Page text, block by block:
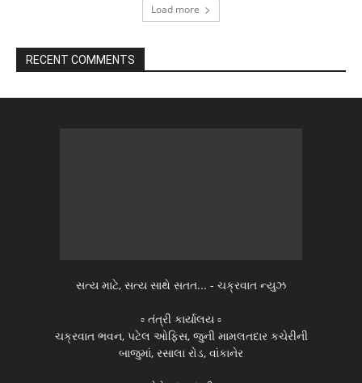
Load more
RECENT COMMENTS
સત્ય માટે, સત્ય સાથે સતત... - ચક્રવાત ન્યુઝ
▫️ તંત્રી કાર્યાલય ▫️
ચક્રવાત ભવન, પટેલ ઓફિસ, જુની મામલતદાર કચેરીની
બાજુમાં, રસાલા રોડ, વાંકાનેર